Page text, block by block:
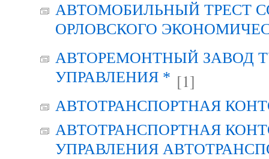
АВТОМОБИЛЬНЫЙ ТРЕСТ
ОРЛОВСКОГО
АВТОРЕМОНТНЫЙ ЗАВОД
УПРАВЛЕНИЯ * [1]
АВТОТРАНСПОРТНАЯ
АВТОТРАНСПОРТНАЯ
УПРАВЛЕНИЯ